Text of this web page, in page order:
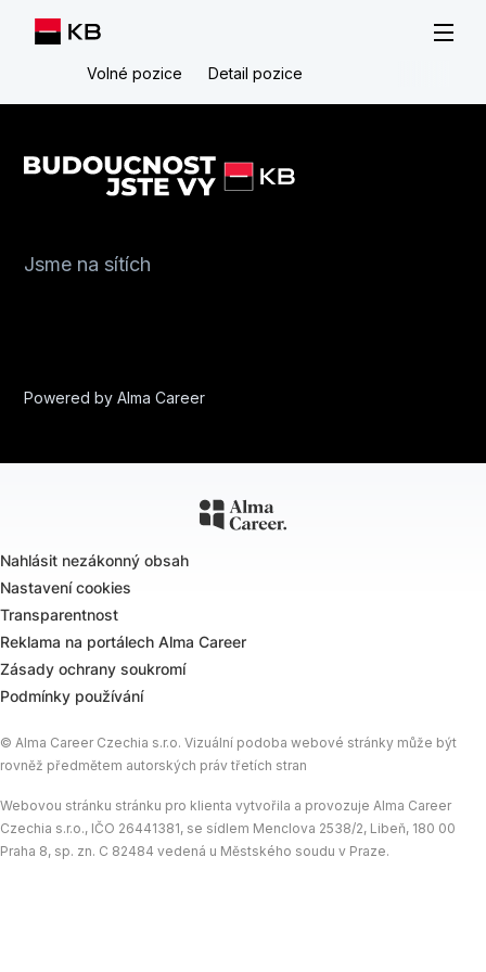
Volné pozice Detail pozice
Jsme na sítích
Powered byAlma Career
Nahlásit nezákonný obsah
Nastavení cookies
Transparentnost
Reklama na portálech Alma Career
Zásady ochrany soukromí
Podmínky používání
© Alma Career Czechia s.r.o. Vizuální podoba webové stránky může být
rovněž předmětem autorských práv třetích stran
Webovou stránku stránku pro klienta vytvořila a provozuje Alma Career
Czechia s.r.o., IČO 26441381, se sídlem Menclova 2538/2, Libeň, 180 00
Praha 8, sp. zn. C 82484 vedená u Městského soudu v Praze.